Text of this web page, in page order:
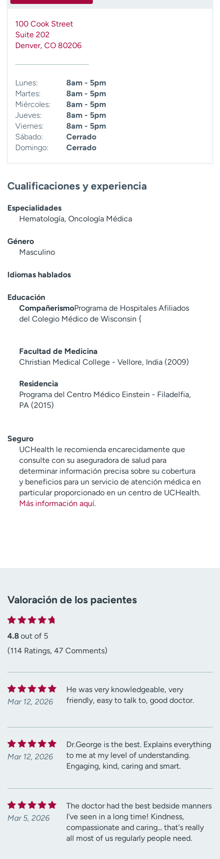
100 Cook Street
Suite 202
Denver, CO 80206
Lunes:
8am - 5pm
Martes:
8am - 5pm
Miércoles:
8am - 5pm
Jueves:
8am - 5pm
Viernes:
8am - 5pm
Sábado:
Cerrado
Domingo:
Cerrado
Cualificaciones y experiencia
Especialidades
Hematología, Oncología Médica
Género
Masculino
Idiomas hablados
Educación
CompañerismoPrograma de Hospitales Afiliados
del Colegio Médico de Wisconsin {
Facultad de Medicina
Christian Medical College - Vellore, India (2009)
Residencia
Programa del Centro Médico Einstein - Filadelfia,
PA (2015)
Seguro
UCHealth le recomienda encarecidamente que
consulte con su aseguradora de salud para
determinar información precisa sobre su cobertura
y beneficios para un servicio de atención médica en
particular proporcionado en un centro de UCHealth.
Más información aquí.
Valoración de los pacientes
4.8 out of 5
(114 Ratings, 47 Comments)
Mar 12, 2026
He was very knowledgeable, very
friendly, easy to talk to, good doctor.
Mar 12, 2026
Dr.George is the best. Explains everything
to me at my level of understanding.
Engaging, kind, caring and smart.
Mar 5, 2026
The doctor had the best bedside manners
I've seen in a long time! Kindness,
compassionate and caring... that's really
all most of us regularly people need.